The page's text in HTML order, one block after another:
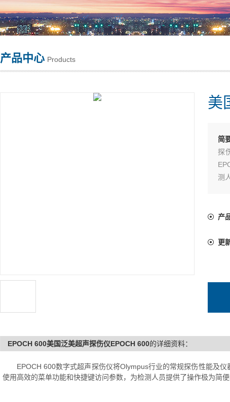
产品中心 Products
美
简
探
测
产
更
EPOCH 600美国泛美超声探伤仪EPOCH 600的详细资料：
EPOCH 600数字式超声探伤仪将Olympus行业的常规探伤性能及
使用高效的菜单功能和快捷键访问参数，为检测人员提供了操作极为简